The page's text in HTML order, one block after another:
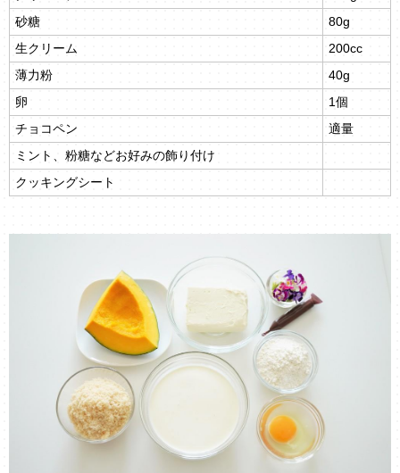
砂糖
80g
生クリーム
200cc
薄力粉
40g
卵
1個
チョコペン
適量
ミント、粉糖などお好みの飾り付け
クッキングシート